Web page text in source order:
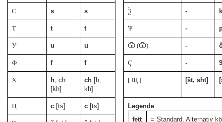
С s s Ѯ -
Т t t Ѱ -
У u u Ѿ (Ѿ) -
Ф f f Ҁ -
Х h, ch
[kh]
ch [h,
kh]
[ Щ ] [št, sht]
Ц c [ts] c [ts]
Legende
fett
= Standard. Alternativ